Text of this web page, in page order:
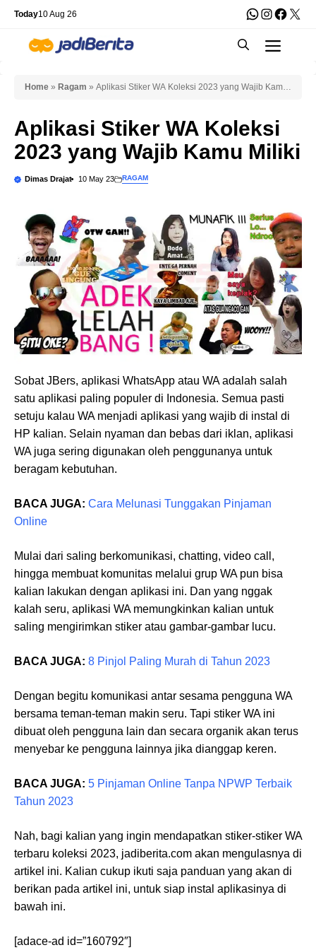
Skip
content
Today10 Aug 26 WhatsApp
X
Home » Ragam » Aplikasi Stiker WA Koleksi 2023 yang Wajib Kamu
Aplikasi Stiker WA Koleksi
2023 yang Wajib Kamu Miliki
Dimas Drajat 10 May 23 RAGAM
Sobat JBers, aplikasi WhatsApp atau WA adalah salah
satu aplikasi paling populer di Indonesia. Semua pasti
setuju kalau WA menjadi aplikasi yang wajib di instal di
HP kalian. Selain nyaman dan bebas dari iklan, aplikasi
WA juga sering digunakan oleh penggunanya untuk
beragam kebutuhan.
BACA JUGA: Cara Melunasi Tunggakan Pinjaman
Online
Mulai dari saling berkomunikasi, chatting, video call,
hingga membuat komunitas melalui grup WA pun bisa
kalian lakukan dengan aplikasi ini. Dan yang nggak
kalah seru, aplikasi WA memungkinkan kalian untuk
saling mengirimkan stiker atau gambar-gambar lucu.
BACA JUGA: 8 Pinjol Paling Murah di Tahun 2023
Dengan begitu komunikasi antar sesama pengguna WA
bersama teman-teman makin seru. Tapi stiker WA ini
dibuat oleh pengguna lain dan secara organik akan terus
menyebar ke pengguna lainnya jika dianggap keren.
BACA JUGA: 5 Pinjaman Online Tanpa NPWP Terbaik
Tahun 2023
Nah, bagi kalian yang ingin mendapatkan stiker-stiker WA
terbaru koleksi 2023, jadiberita.com akan mengulasnya di
artikel ini. Kalian cukup ikuti saja panduan yang akan di
berikan pada artikel ini, untuk siap instal aplikasinya di
bawah ini.
[adace-ad id=”160792″]